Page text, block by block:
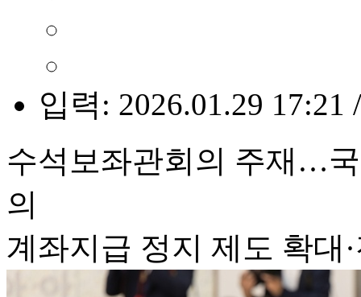
입력: 2026.01.29 17:21
수석보좌관회의 주재…
의
계좌지급 정지 제도 확대